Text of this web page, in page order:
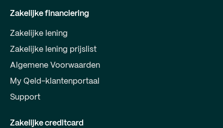
Zakelijke financiering
Zakelijke lening
Zakelijke lening prijslist
Algemene Voorwaarden
My Qeld-klantenportaal
Support
Zakelijke creditcard